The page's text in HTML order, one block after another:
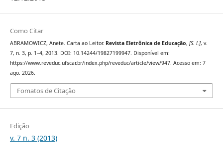
Como Citar
ABRAMOWICZ, Anete. Carta ao Leitor. Revista Eletrônica de Educação, [S. l.], v.
7, n. 3, p. 1–4, 2013. DOI: 10.14244/19827199947. Disponível em:
https://www.reveduc.ufscar.br/index.php/reveduc/article/view/947. Acesso em: 7
ago. 2026.
Fomatos de Citação
Edição
v. 7 n. 3 (2013)